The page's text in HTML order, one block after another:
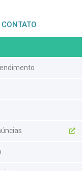
CONTATO